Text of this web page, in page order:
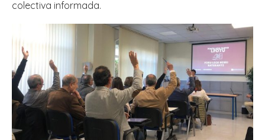
colectiva informada.